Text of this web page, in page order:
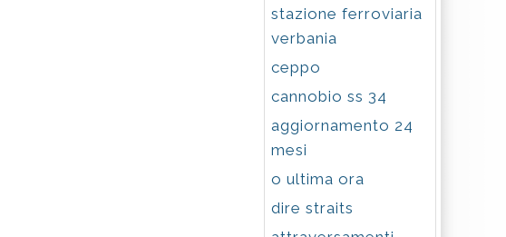
stazione ferroviaria
verbania
ceppo
cannobio ss 34
aggiornamento 24
mesi
o ultima ora
dire straits